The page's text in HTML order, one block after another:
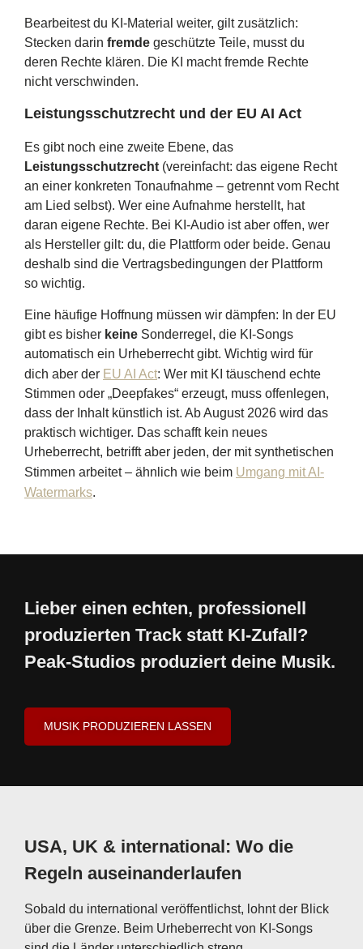
Bearbeitest du KI-Material weiter, gilt zusätzlich:
Stecken darin fremde geschützte Teile, musst du
deren Rechte klären. Die KI macht fremde Rechte
nicht verschwinden.
Leistungsschutzrecht und der EU AI Act
Es gibt noch eine zweite Ebene, das
Leistungsschutzrecht (vereinfacht: das eigene Recht
an einer konkreten Tonaufnahme – getrennt vom Recht
am Lied selbst). Wer eine Aufnahme herstellt, hat
daran eigene Rechte. Bei KI-Audio ist aber offen, wer
als Hersteller gilt: du, die Plattform oder beide. Genau
deshalb sind die Vertragsbedingungen der Plattform
so wichtig.
Eine häufige Hoffnung müssen wir dämpfen: In der EU
gibt es bisher keine Sonderregel, die KI-Songs
automatisch ein Urheberrecht gibt. Wichtig wird für
dich aber der EU AI Act: Wer mit KI täuschend echte
Stimmen oder „Deepfakes“ erzeugt, muss offenlegen,
dass der Inhalt künstlich ist. Ab August 2026 wird das
praktisch wichtiger. Das schafft kein neues
Urheberrecht, betrifft aber jeden, der mit synthetischen
Stimmen arbeitet – ähnlich wie beim Umgang mit AI-
Watermarks.
Lieber einen echten, professionell
produzierten Track statt KI-Zufall?
Peak-Studios produziert deine Musik.
MUSIK PRODUZIEREN LASSEN
USA, UK & international: Wo die
Regeln auseinanderlaufen
Sobald du international veröffentlichst, lohnt der Blick
über die Grenze. Beim Urheberrecht von KI-Songs